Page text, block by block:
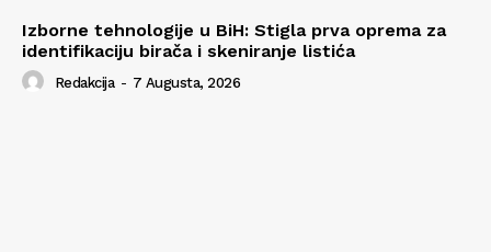
Izborne tehnologije u BiH: Stigla prva oprema za
identifikaciju birača i skeniranje listića
Redakcija - 7 Augusta, 2026